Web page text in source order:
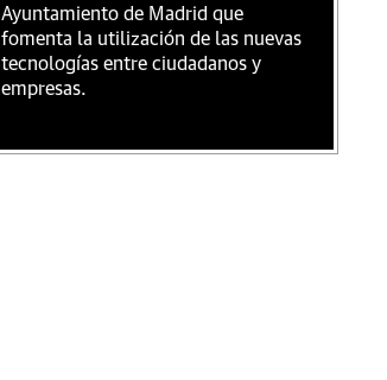
Ayuntamiento de Madrid que
fomenta la utilización de las nuevas
tecnologías entre ciudadanos y
empresas.